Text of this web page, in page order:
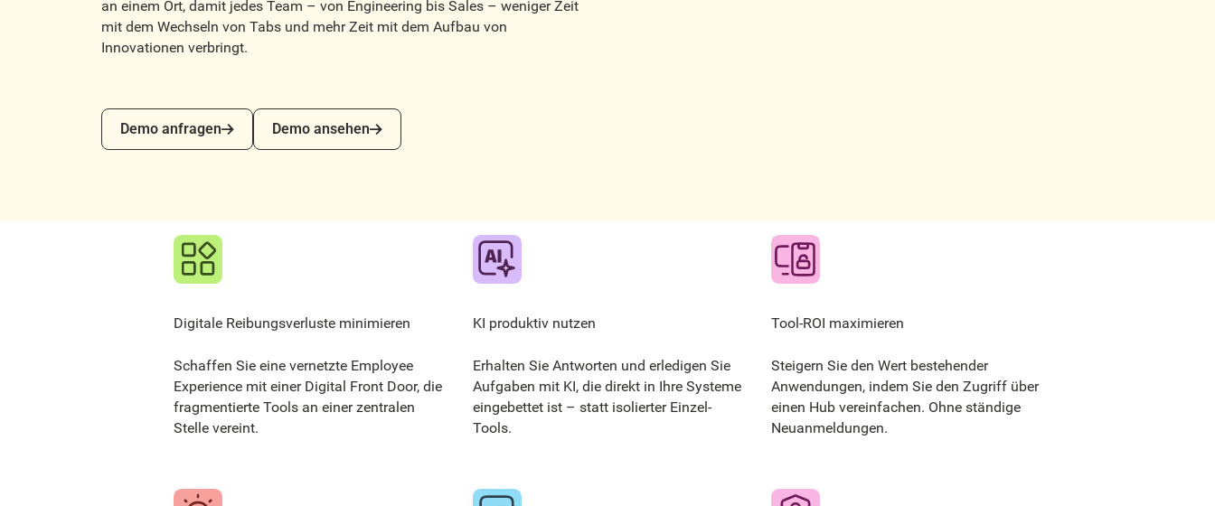
an einem Ort, damit jedes Team – von Engineering bis Sales – weniger Zeit
mit dem Wechseln von Tabs und mehr Zeit mit dem Aufbau von
Innovationen verbringt.
Demo anfragen
Demo anfragen
Demo ansehen
Demo ansehen
Digitale Reibungsverluste minimieren
Schaffen Sie eine vernetzte Employee
Experience mit einer Digital Front Door, die
fragmentierte Tools an einer zentralen
Stelle vereint.
KI produktiv nutzen
Erhalten Sie Antworten und erledigen Sie
Aufgaben mit KI, die direkt in Ihre Systeme
eingebettet ist – statt isolierter Einzel-
Tools.
Tool-ROI maximieren
Steigern Sie den Wert bestehender
Anwendungen, indem Sie den Zugriff über
einen Hub vereinfachen. Ohne ständige
Neuanmeldungen.